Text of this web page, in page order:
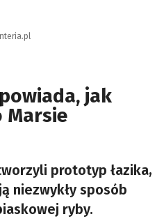
jak
Marsie
prototyp łazika,
niezwykły sposób
ryby.